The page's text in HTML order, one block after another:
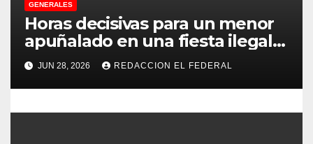
n
t
r
GENERALES
Horas decisivas para un menor
apuñalado en una fiesta ilegal
con más de 500 asistentes en
Chilecito
JUN 28, 2026 REDACCION EL FEDERAL